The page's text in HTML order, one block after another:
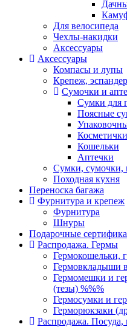
Для велосипеда
Чехлы-накидки
Аксессуары
Аксессуары
Компасы и лупы
Крепеж,
Сумочки и
Сумки для
Поясные
Кошельки
Аптечки
Сумки, сумочки,
Походная кухня
Переноска багажа
Фурнитура и крепеж
Фурнитура
Шнуры
Подарочные
Распродажа. Гермы
Гермокошельки,
Гермовкладыши
Гермомешки и
(тезы) %%%
Гермосумки и
Герморюкзаки
Распродажа. Посуда,